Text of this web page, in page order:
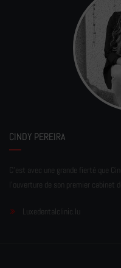
CINDY PEREIRA
C'est avec une grande fierté que
l'ouverture de son premier cabinet
Luxedentalclinic.lu